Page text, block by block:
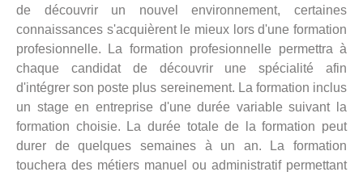
de découvrir un nouvel environnement, certaines
connaissances s'acquièrent le mieux lors d'une formation
profesionnelle. La formation profesionnelle permettra à
chaque candidat de découvrir une spécialité afin
d'intégrer son poste plus sereinement. La formation inclus
un stage en entreprise d'une durée variable suivant la
formation choisie. La durée totale de la formation peut
durer de quelques semaines à un an. La formation
touchera des métiers manuel ou administratif permettant